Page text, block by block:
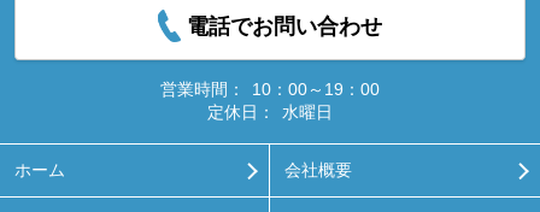
電話でお問い合わせ
営業時間：
10：00～19：00
定休日：
水曜日
ホーム 会社概要